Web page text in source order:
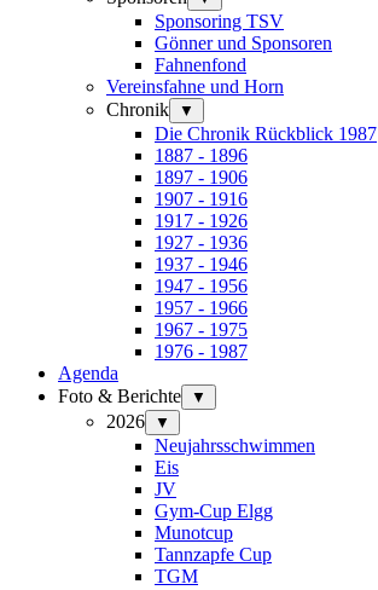
Sponsoring TSV
Gönner und Sponsoren
Fahnenfond
Vereinsfahne und Horn
Chronik
▼
Die Chronik Rückblick 1987
1887 - 1896
1897 - 1906
1907 - 1916
1917 - 1926
1927 - 1936
1937 - 1946
1947 - 1956
1957 - 1966
1967 - 1975
1976 - 1987
Agenda
Foto & Berichte
▼
2026 ▼
Neujahrsschwimmen
Eis
JV
Gym-Cup Elgg
Munotcup
Tannzapfe Cup
TGM